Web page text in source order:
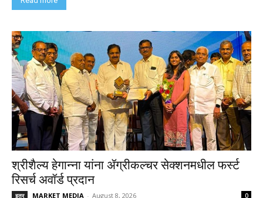
श्रीशैल्य हेगान्ना यांना ॲग्रीकल्चर सेक्शनमधील फर्स्ट
रिसर्च अवॉर्ड प्रदान
इतर MARKET MEDIA - August 8, 2026 0